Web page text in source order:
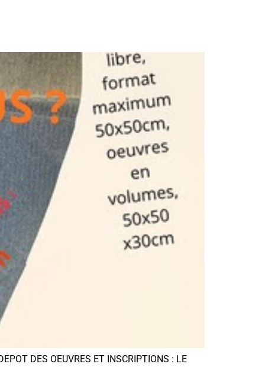
DES OEUVRES ET INSCRIPTIONS : LE